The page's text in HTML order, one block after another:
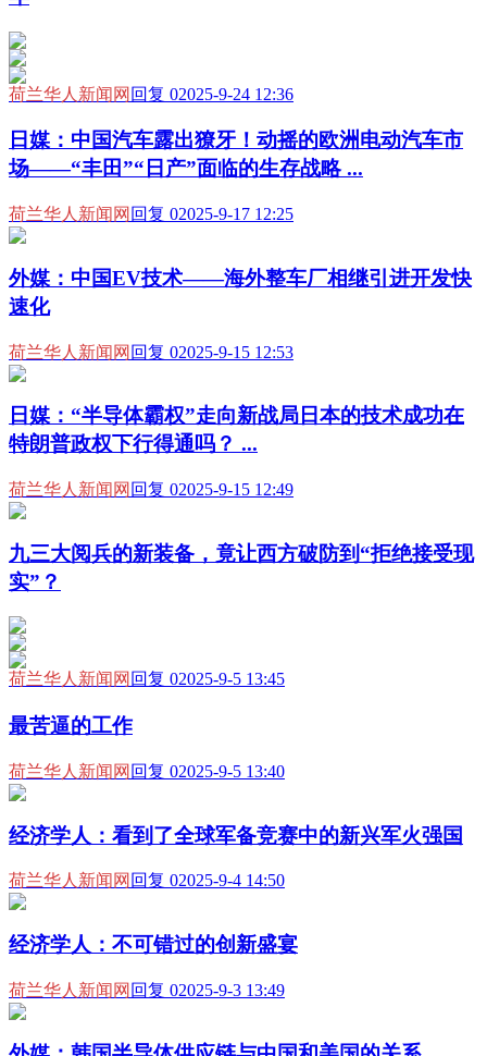
荷兰华人新闻网 回复 02025-9-24 12:36
日媒：中国汽车露出獠牙！动摇的欧洲电动汽车市
场——“丰田”“日产”面临的生存战略 ...
荷兰华人新闻网 回复 02025-9-17 12:25
外媒：中国EV技术——海外整车厂相继引进开发快
速化
荷兰华人新闻网 回复 02025-9-15 12:53
日媒：“半导体霸权”走向新战局日本的技术成功在
特朗普政权下行得通吗？ ...
荷兰华人新闻网 回复 02025-9-15 12:49
九三大阅兵的新装备，竟让西方破防到“拒绝接受现
实”？
荷兰华人新闻网 回复 02025-9-5 13:45
最苦逼的工作
荷兰华人新闻网 回复 02025-9-5 13:40
经济学人：看到了全球军备竞赛中的新兴军火强国
荷兰华人新闻网 回复 02025-9-4 14:50
经济学人：不可错过的创新盛宴
荷兰华人新闻网 回复 02025-9-3 13:49